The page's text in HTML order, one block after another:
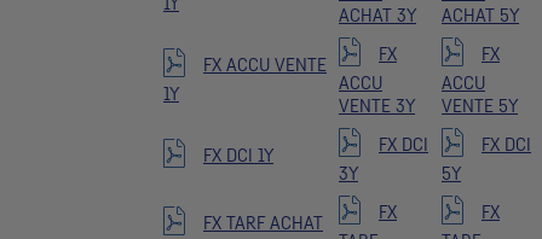
1Y
ACHAT 3Y
ACHAT 5Y
FX ACCU VENTE
1Y
FX
ACCU
VENTE 3Y
FX
ACCU
VENTE 5Y
FX DCI 1Y
FX DCI
3Y
FX DCI
5Y
FX TARF ACHAT
FX
FX